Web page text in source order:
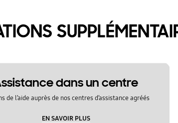
dans un centre
de l’aide auprès de nos centres d’assistance agréés
EN SAVOIR PLUS